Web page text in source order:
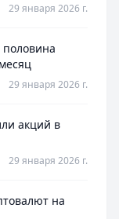
29 января 2026 г.
29 января 2026 г.
акций в
29 января 2026 г.
на